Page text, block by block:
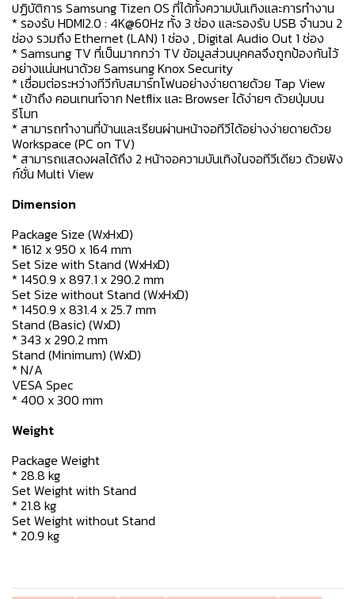
ปฏิบัติการ Samsung Tizen OS ที่ได้ทั้งความบันเทิงและการทำงาน
* รองรับ HDMI2.0 : 4K@60Hz ทั้ง 3 ช่อง และรองรับ USB จำนวน 2
ช่อง รวมถึง Ethernet (LAN) 1 ช่อง , Digital Audio Out 1 ช่อง
* Samsung TV ที่เป็นมากกว่า TV ข้อมูลส่วนบุคคลจึงถูกป้องกันไว้
อย่างแน่นหนาด้วย Samsung Knox Security
* เชื่อมต่อระหว่างทีวีกับสมาร์ทโฟนอย่างง่ายดายด้วย Tap View
* เข้าถึง คอนเทนท์จาก Netflix และ Browser ได้ง่ายๆ ด้วยปุ่มบน
รีโมท
* สามารถทำงานที่บ้านและเรียนผ่านหน้าจอทีวีได้อย่างง่ายดายด้วย
Workspace (PC on TV)
* สามารถแสดงผลได้ถึง 2 หน้าจอความบันเทิงในจอทีวีเดียว ด้วยฟัง
ก์ชั่น Multi View
Dimension
Package Size (WxHxD)
* 1612 x 950 x 164 mm
Set Size with Stand (WxHxD)
* 1450.9 x 897.1 x 290.2 mm
Set Size without Stand (WxHxD)
* 1450.9 x 831.4 x 25.7 mm
Stand (Basic) (WxD)
* 343 x 290.2 mm
Stand (Minimum) (WxD)
* N/A
VESA Spec
* 400 x 300 mm
Weight
Package Weight
* 28.8 kg
Set Weight with Stand
* 21.8 kg
Set Weight without Stand
* 20.9 kg